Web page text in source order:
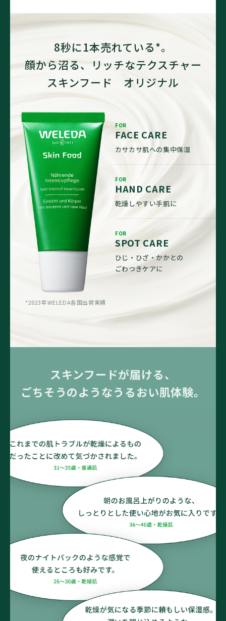
8秒に1本売れている*。
顔から沼る、リッチなテクスチャー
スキンフード オリジナル
FOR
FACE CARE
カサカサ肌への集中保湿
FOR
HAND CARE
乾燥しやすい手肌に
FOR
SPOT CARE
ひじ・ひざ・かかとの
ごわつきケアに
*2023年WELEDA各国出荷実績
スキンフードが届ける、
ごちそうのようなうるおい肌体験。